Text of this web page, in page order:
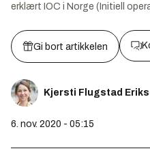
erklært IOC i Norge (Initiell
Gi bort artikkelen
Kjersti Flugstad
6. nov. 2020 - 05:15